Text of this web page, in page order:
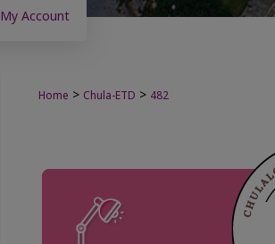
My Account
Home > Chula-ETD > 482